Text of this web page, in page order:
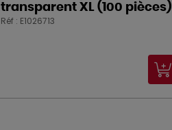
transparent XL (100 pièces)
Réf : E1026713